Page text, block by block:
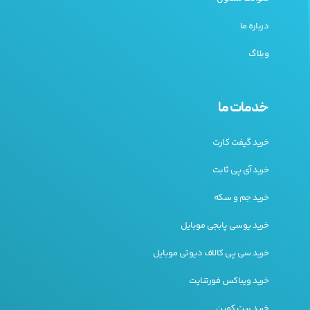
پایان چالشی اضافی برای بازیکنان هاردکور فراهم می کند. تنوع
استراتژی و نکاتی برای موفقیت
برای برتری واقعی در بازی گیاهان در برابر زامبی ها به چیزی
درباره ما
وبلاگ
خدمات ما
خرید گیفت کارت
خرید آی پی ثابت
خرید جم و سکه
خرید یوسی پابجی موبایل
خرید سی پی کالاف دیوتی موبایل
خرید ویباکس فورتنایت